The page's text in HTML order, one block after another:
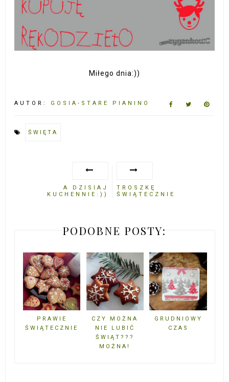
Miłego dnia:))
AUTOR: GOSIA-STARE PIANINO
ŚWIĘTA
A DZISIAJ
KUCHENNIE:))
TROSZKĘ
ŚWIĄTECZNIE
PODOBNE POSTY:
PRAWIE
ŚWIĄTECZNIE
CZY MOŻNA
NIE LUBIĆ
ŚWIĄT???
MOŻNA!
GRUDNIOWY
CZAS